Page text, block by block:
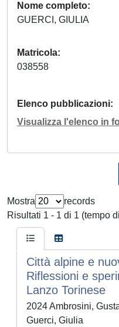
Nome completo
GUERCI, GIULIA
Matricola
038558
Elenco pubblicazioni
Visualizza l'elenco in
Mostra
records
Risultati 1 - 1 di 1 (tempo
Città alpine e
Riflessioni e
Lanzo Torinese
2024 Ambrosini,
Guerci, Giulia